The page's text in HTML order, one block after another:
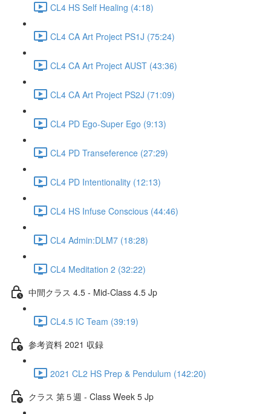
CL4 HS Self Healing (4:18)
CL4 CA Art Project PS1J (75:24)
CL4 CA Art Project AUST (43:36)
CL4 CA Art Project PS2J (71:09)
CL4 PD Ego-Super Ego (9:13)
CL4 PD Transeference (27:29)
CL4 PD Intentionality (12:13)
CL4 HS Infuse Conscious (44:46)
CL4 Admin:DLM7 (18:28)
CL4 Meditation 2 (32:22)
中間クラス 4.5 - Mid-Class 4.5 Jp
CL4.5 IC Team (39:19)
参考資料 2021 収録
2021 CL2 HS Prep & Pendulum (142:20)
クラス 第５週 - Class Week 5 Jp